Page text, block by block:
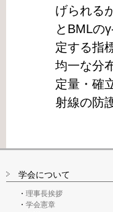
げられる
とBMLの
定する指
均一な分
定量・確
射線の防
学会について
理事長挨拶
学会憲章